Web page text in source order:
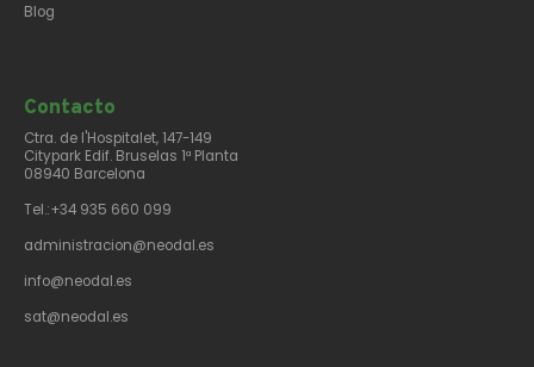
Blog
Contacto​
Ctra. de l'Hospitalet, 147-149
Citypark Edif. Bruselas 1ª Planta
08940 Barcelona
Tel.:+34 935 660 099
administracion@neodal.es
info@neodal.es
sat@neodal.es